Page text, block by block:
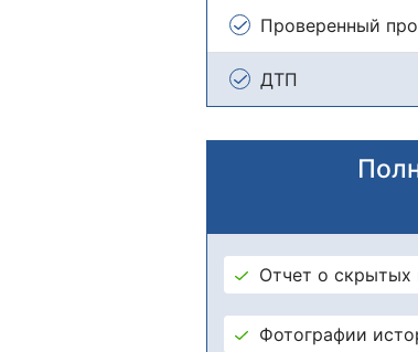
Проверенный
ДТП
Отчет о скрытых
Фотографии